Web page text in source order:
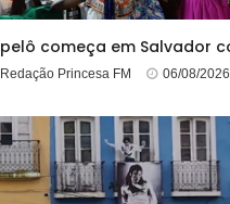
Redação Princesa FM 06/08/2026